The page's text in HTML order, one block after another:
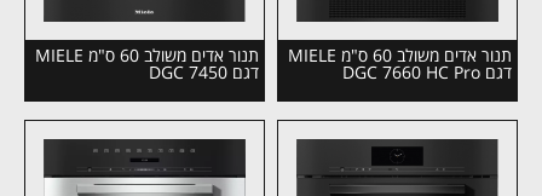
תנור אדים משולב 60 ס"מ MIELE
דגם DGC 7660 HC Pro
תנור אדים משולב 60 ס"מ MIELE
דגם DGC 7450